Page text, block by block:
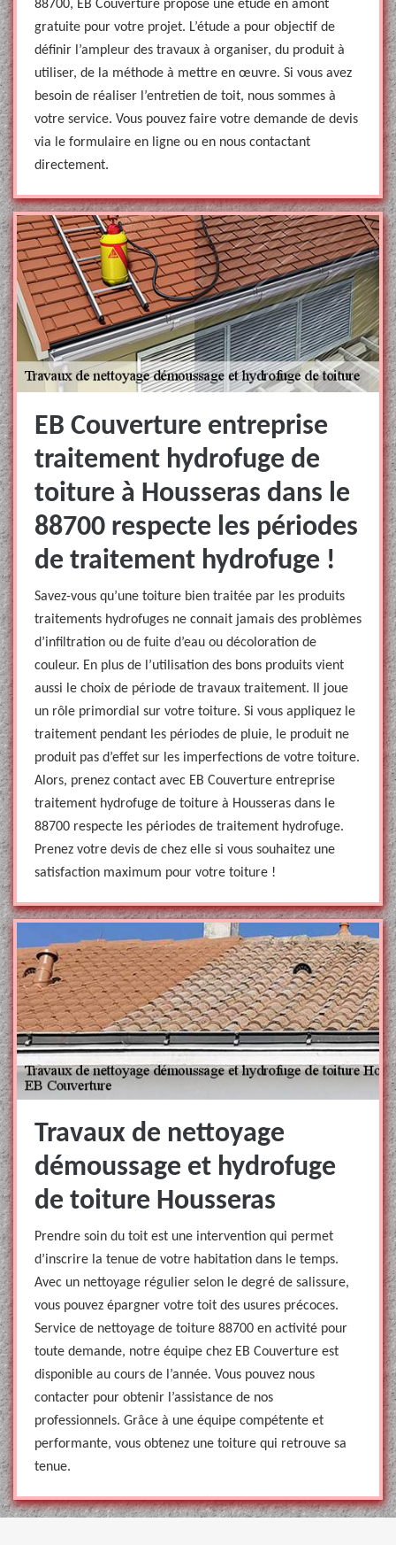
88700, EB Couverture propose une étude en amont
gratuite pour votre projet. L’étude a pour objectif de
définir l’ampleur des travaux à organiser, du produit à
utiliser, de la méthode à mettre en œuvre. Si vous avez
besoin de réaliser l’entretien de toit, nous sommes à
votre service. Vous pouvez faire votre demande de devis
via le formulaire en ligne ou en nous contactant
directement.
EB Couverture entreprise
traitement hydrofuge de
toiture à Housseras dans le
88700 respecte les périodes
de traitement hydrofuge !
Savez-vous qu’une toiture bien traitée par les produits
traitements hydrofuges ne connait jamais des problèmes
d’infiltration ou de fuite d’eau ou décoloration de
couleur. En plus de l’utilisation des bons produits vient
aussi le choix de période de travaux traitement. Il joue
un rôle primordial sur votre toiture. Si vous appliquez le
traitement pendant les périodes de pluie, le produit ne
produit pas d’effet sur les imperfections de votre toiture.
Alors, prenez contact avec EB Couverture entreprise
traitement hydrofuge de toiture à Housseras dans le
88700 respecte les périodes de traitement hydrofuge.
Prenez votre devis de chez elle si vous souhaitez une
satisfaction maximum pour votre toiture !
Travaux de nettoyage
démoussage et hydrofuge
de toiture Housseras
Prendre soin du toit est une intervention qui permet
d’inscrire la tenue de votre habitation dans le temps.
Avec un nettoyage régulier selon le degré de salissure,
vous pouvez épargner votre toit des usures précoces.
Service de nettoyage de toiture 88700 en activité pour
toute demande, notre équipe chez EB Couverture est
disponible au cours de l’année. Vous pouvez nous
contacter pour obtenir l’assistance de nos
professionnels. Grâce à une équipe compétente et
performante, vous obtenez une toiture qui retrouve sa
tenue.